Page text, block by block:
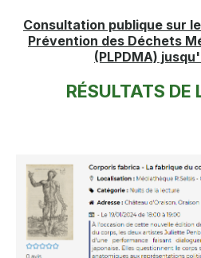
Consultation publique sur
Prévention des Déchets
(PLPDMA)
RÉSULTATS DE